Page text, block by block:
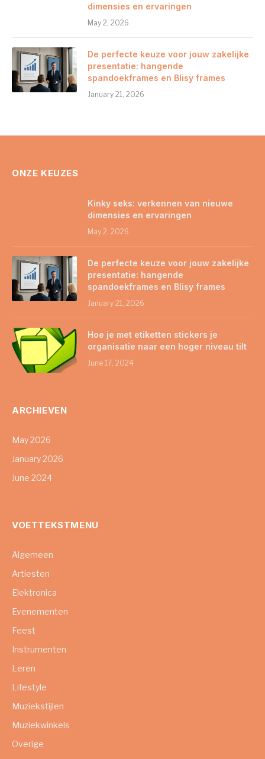
dimensies en ervaringen
May 2, 2026
De perfecte keuze voor jouw zakelijke
presentatie: hangende
spandoekframes en Blisy frames
January 21, 2026
ONZE KEUZES
Kinky seks: verkennen van nieuwe
dimensies en ervaringen
May 2, 2026
De perfecte keuze voor jouw zakelijke
presentatie: hangende
spandoekframes en Blisy frames
January 21, 2026
Hoe je met etiketten stickers je
organisatie naar een hoger niveau tilt
June 17, 2024
ARCHIEVEN
May 2026
January 2026
June 2024
VOETTEKSTMENU
Algemeen
Artiesten
Elektronica
Evenementen
Feest
Instrumenten
Leren
Lifestyle
Muziekstijlen
Muziekwinkels
Overige